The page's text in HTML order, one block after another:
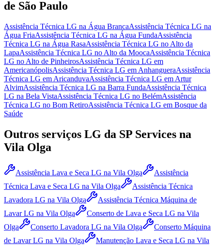
de São Paulo
Assistência Técnica LG na Água BrancaAssistência Técnica LG na
Água FriaAssistência Técnica LG na Água FundaAssistência
Técnica LG na Água RasaAssistência Técnica LG no Alto da
LapaAssistência Técnica LG no Alto da MoocaAssistência Técnica
LG no Alto de PinheirosAssistência Técnica LG em
AmericanópolisAssistência Técnica LG em AnhangueraAssistência
Técnica LG em AricanduvaAssistência Técnica LG em Artur
AlvimAssistência Técnica LG na Barra FundaAssistência Técnica
LG na Bela VistaAssistência Técnica LG no BelémAssistência
Técnica LG no Bom RetiroAssistência Técnica LG em Bosque da
Saúde
Outros serviços LG da SP Services na
Vila Olga
Assistência Lava e Seca LG na Vila Olga
Assistência
Técnica Lava e Seca LG na Vila Olga
Assistência Técnica
Lavadora LG na Vila Olga
Assistência Técnica Máquina de
Lavar LG na Vila Olga Conserto de Lava e Seca LG na Vila
Olga
Conserto Lavadora LG na Vila Olga
Conserto Máquina
de Lavar LG na Vila Olga Manutenção Lava e Seca LG na Vila